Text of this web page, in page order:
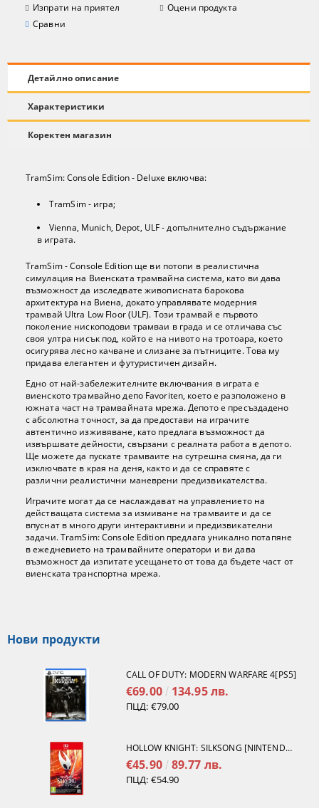
Изпрати на приятел
Оцени продукта
Сравни
Детайлно описание
Характеристики
Коректен магазин
TramSim: Console Edition - Deluxe включва:
TramSim - игра;
Vienna, Munich, Depot, ULF - допълнително съдържание
в играта.
TramSim - Console Edition ще ви потопи в реалистична
симулация на Виенската трамвайна система, като ви дава
възможност да изследвате живописната барокова
архитектура на Виена, докато управлявате модерния
трамвай Ultra Low Floor (ULF). Този трамвай е първото
поколение нископодови трамваи в града и се отличава със
своя ултра нисък под, който е на нивото на тротоара, което
осигурява лесно качване и слизане за пътниците. Това му
придава елегантен и футуристичен дизайн.
Едно от най-забележителните включвания в играта е
виенското трамвайно депо Favoriten, което е разположено в
южната част на трамвайната мрежа. Депото е пресъздадено
с абсолютна точност, за да предостави на играчите
автентично изживяване, като предлага възможност да
извършвате дейности, свързани с реалната работа в депото.
Ще можете да пускате трамваите на сутрешна смяна, да ги
изключвате в края на деня, както и да се справяте с
различни реалистични маневрени предизвикателства.
Играчите могат да се наслаждават на управлението на
действащата система за измиване на трамваите и да се
впуснат в много други интерактивни и предизвикателни
задачи. TramSim: Console Edition предлага уникално потапяне
в ежедневието на трамвайните оператори и ви дава
възможност да изпитате усещането от това да бъдете част от
виенската транспортна мрежа.
Нови продукти
CALL OF DUTY: MODERN WARFARE 4[PS5]
€69.00 134.95 лв.
ПЦД: €79.00
HOLLOW KNIGHT: SILKSONG [NINTENDO SWITCH 2]
€45.90 89.77 лв.
ПЦД: €54.90